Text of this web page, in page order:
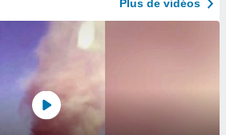
Plus de vidéos